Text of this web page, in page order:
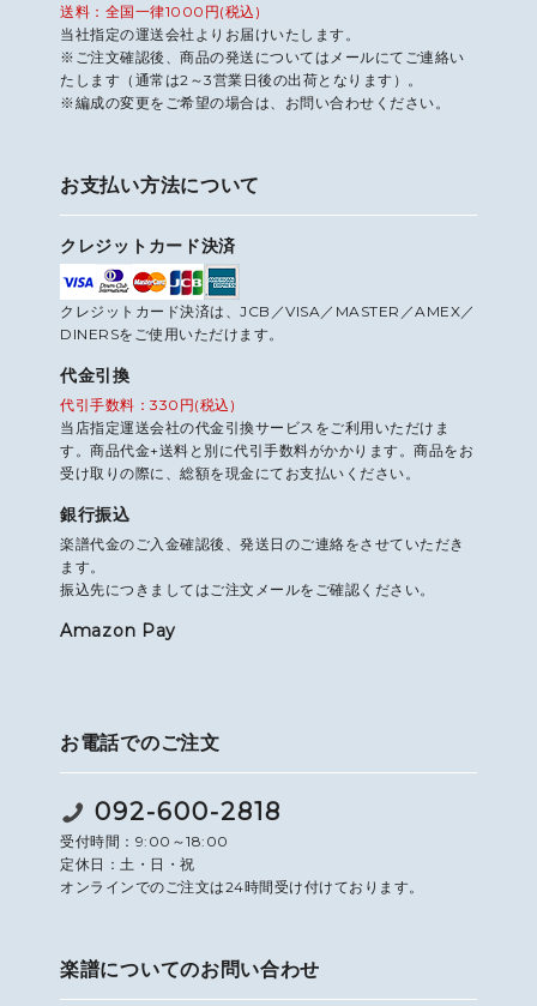
送料：全国一律1000円(税込)
当社指定の運送会社よりお届けいたします。
※ご注文確認後、商品の発送についてはメールにてご連絡い
たします（通常は2～3営業日後の出荷となります）。
※編成の変更をご希望の場合は、お問い合わせください。
お支払い方法について
クレジットカード決済
クレジットカード決済は、JCB／VISA／MASTER／AMEX／
DINERSをご使用いただけます。
代金引換
代引手数料：330円(税込)
当店指定運送会社の代金引換サービスをご利用いただけま
す。商品代金+送料と別に代引手数料がかかります。商品をお
受け取りの際に、総額を現金にてお支払いください。
銀行振込
楽譜代金のご入金確認後、発送日のご連絡をさせていただき
ます。
振込先につきましてはご注文メールをご確認ください。
Amazon Pay
お電話でのご注文
092-600-2818
受付時間：9:00～18:00
定休日：土・日・祝
オンラインでのご注文は24時間受け付けております。
楽譜についてのお問い合わせ